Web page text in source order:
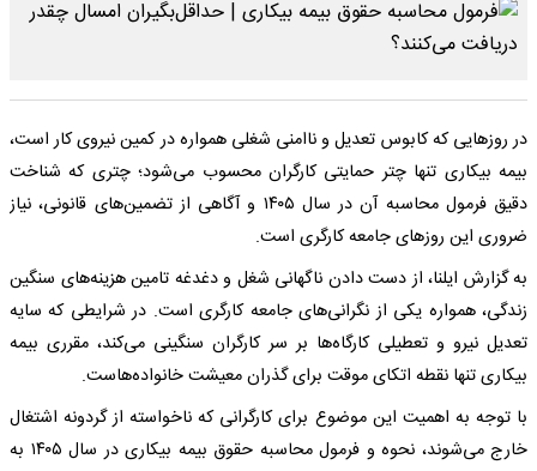
در روزهایی که کابوس تعدیل و ناامنی شغلی همواره در کمین نیروی کار است،
بیمه بیکاری تنها چتر حمایتی کارگران محسوب می‌شود؛ چتری که شناخت
دقیق فرمول محاسبه آن در سال ۱۴۰۵ و آگاهی از تضمین‌های قانونی، نیاز
ضروری این روزهای جامعه کارگری است.
به گزارش ایلنا، از دست دادن ناگهانی شغل و دغدغه تامین هزینه‌های سنگین
زندگی، همواره یکی از نگرانی‌های جامعه کارگری است. در شرایطی که سایه
تعدیل نیرو و تعطیلی کارگاه‌ها بر سر کارگران سنگینی می‌کند، مقرری بیمه
بیکاری تنها نقطه اتکای موقت برای گذران معیشت خانواده‌هاست.
با توجه به اهمیت این موضوع برای کارگرانی که ناخواسته از گردونه اشتغال
خارج می‌شوند، نحوه و فرمول محاسبه حقوق بیمه بیکاری در سال ۱۴۰۵ به